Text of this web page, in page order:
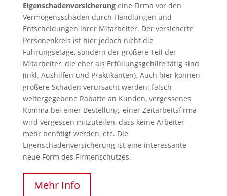
Eigenschadenversicherungeine Firma vor den
Vermögensschäden durch Handlungen und
Entscheidungen ihrer Mitarbeiter. Der versicherte
Personenkreis ist hier jedoch nicht die
Führungsetage, sondern der größere Teil der
Mitarbeiter, die eher als Erfüllungsgehilfe tätig sind
(inkl. Aushilfen und Praktikanten). Auch hier können
größere Schäden verursacht werden: falsch
weitergegebene Rabatte an Kunden, vergessenes
Komma bei einer Bestellung, einer Zeitarbeitsfirma
wird vergessen mitzuteilen, dass keine Arbeiter
mehr benötigt werden, etc. Die
Eigenschadenversicherung ist eine interessante
neue Form des Firmenschutzes.
Mehr Info